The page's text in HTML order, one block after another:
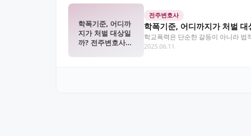
학폭기준, 어디까
지가 처벌 대상일
까? 전주변호사가
전주변호사
학폭기준, 어디까지가 처벌
학교폭력은 단순한 갈등이 아니라 법
지 그 경계가 모호할…
2025.06.11